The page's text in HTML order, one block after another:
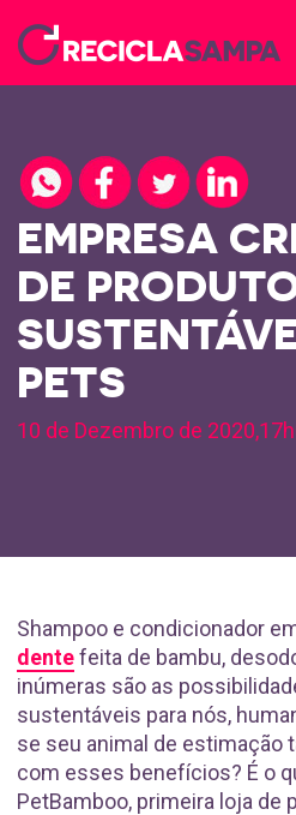
EMPRESA
DE
PETS
10 de Dezembro de
Shampoo e condicionador
dentefeita de bambu,
inúmeras são as
sustentáveis para nós,
se seu animal de estimação
com esses benefícios? É o
PetBamboo, primeira loja de